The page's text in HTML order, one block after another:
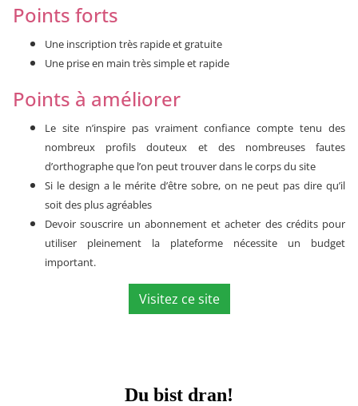
Points forts
Une inscription très rapide et gratuite
Une prise en main très simple et rapide
Points à améliorer
Le site n’inspire pas vraiment confiance compte tenu des
nombreux profils douteux et des nombreuses fautes
d’orthographe que l’on peut trouver dans le corps du site
Si le design a le mérite d’être sobre, on ne peut pas dire qu’il
soit des plus agréables
Devoir souscrire un abonnement et acheter des crédits pour
utiliser pleinement la plateforme nécessite un budget
important.
Visitez ce site
Du bist dran!